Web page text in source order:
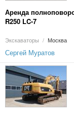
Аренда
R250 LC-7
Экскаваторы / Москва
Сергей Муратов